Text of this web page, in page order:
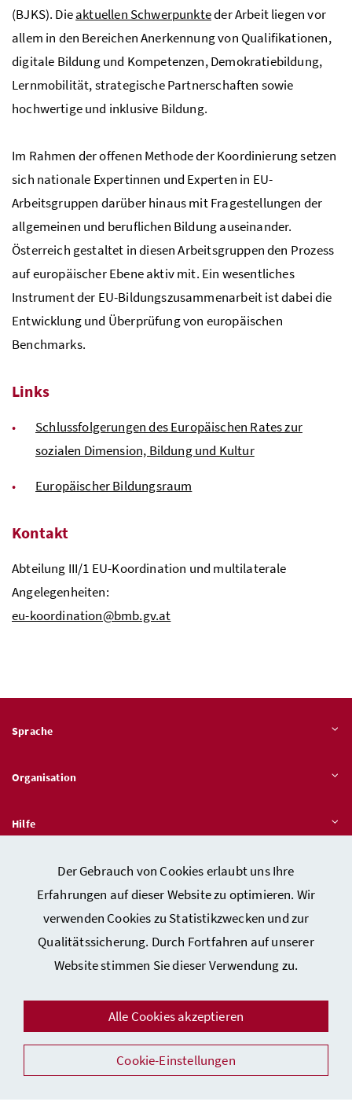
Der Gebrauch von Cookies erlaubt uns Ihre
Erfahrungen auf dieser Website zu optimieren. Wir
verwenden Cookies zu Statistikzwecken und zur
Qualitätssicherung. Durch Fortfahren auf unserer
Website stimmen Sie dieser Verwendung zu.
Alle Cookies akzeptieren
Cookie-Einstellungen
(BJKS). Dieaktuellen Schwerpunkteder Arbeit liegen vor
allem in den Bereichen Anerkennung von Qualifikationen,
digitale Bildung und Kompetenzen, Demokratiebildung,
Lernmobilität, strategische Partnerschaften sowie
hochwertige und inklusive Bildung.
Im Rahmen der offenen Methode der Koordinierung setzen
sich nationale Expertinnen und Experten in EU-
Arbeitsgruppen darüber hinaus mit Fragestellungen der
allgemeinen und beruflichen Bildung auseinander.
Österreich gestaltet in diesen Arbeitsgruppen den Prozess
auf europäischer Ebene aktiv mit. Ein wesentliches
Instrument der EU-Bildungszusammenarbeit ist dabei die
Entwicklung und Überprüfung von europäischen
Benchmarks.
Links
Schlussfolgerungen des Europäischen Rates zur
sozialen Dimension, Bildung und Kultur
Europäischer Bildungsraum
Kontakt
Abteilung III/1 EU-Koordination und multilaterale
Angelegenheiten:
eu-koordination@bmb.gv.at
Sprache
Organisation
Hilfe
Quicklinks
Barrierefreiheitserklärung
Datenschutz
Sicherheit